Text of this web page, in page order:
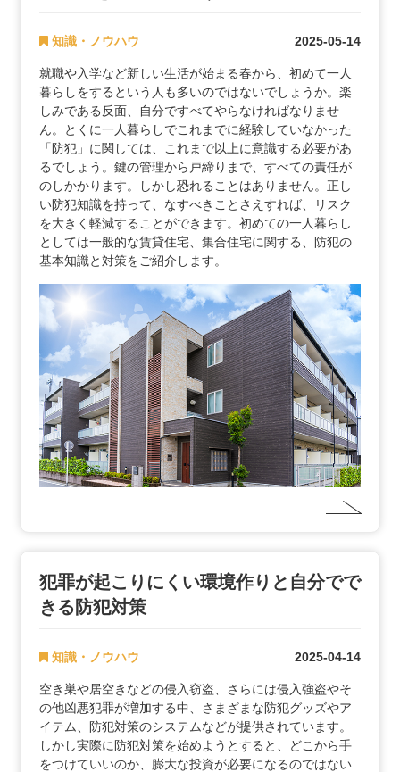
知識・ノウハウ 2025-05-14
就職や入学など新しい生活が始まる春から、初めて一人
暮らしをするという人も多いのではないでしょうか。楽
しみである反面、自分ですべてやらなければなりませ
ん。とくに一人暮らしでこれまでに経験していなかった
「防犯」に関しては、これまで以上に意識する必要があ
るでしょう。鍵の管理から戸締りまで、すべての責任が
のしかかります。しかし恐れることはありません。正し
い防犯知識を持って、なすべきことさえすれば、リスク
を大きく軽減することができます。初めての一人暮らし
としては一般的な賃貸住宅、集合住宅に関する、防犯の
基本知識と対策をご紹介します。
犯罪が起こりにくい環境作りと自分でで
きる防犯対策
知識・ノウハウ 2025-04-14
空き巣や居空きなどの侵入窃盗、さらには侵入強盗やそ
の他凶悪犯罪が増加する中、さまざまな防犯グッズやア
イテム、防犯対策のシステムなどが提供されています。
しかし実際に防犯対策を始めようとすると、どこから手
をつけていいのか、膨大な投資が必要になるのではない